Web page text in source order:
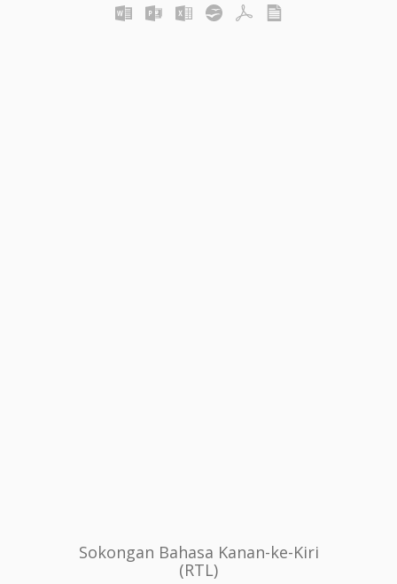
Sokongan Bahasa Kanan-ke-Kiri
(RTL)